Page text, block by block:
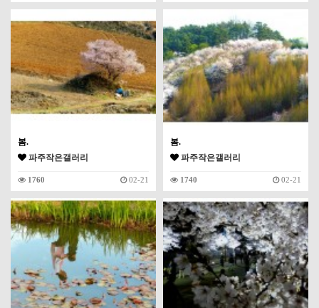
봄.
파주작은갤러리
1760 02-21
봄.
파주작은갤러리
1740 02-21